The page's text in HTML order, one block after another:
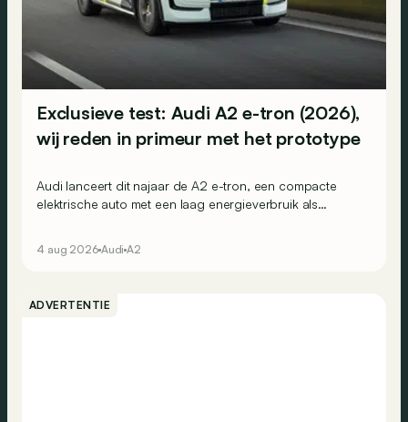
Exclusieve test: Audi A2 e-tron (2026),
wij reden in primeur met het prototype
Audi lanceert dit najaar de A2 e-tron, een compacte
elektrische auto met een laag energieverbruik als
4 aug 2026 Audi A2
ADVERTENTIE